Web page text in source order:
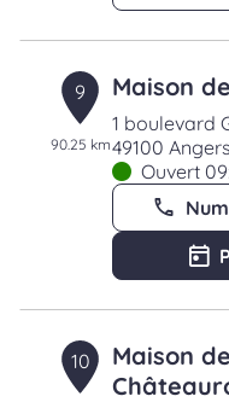
9
90.25 km
Maison
1 boulevard
49100 Angers
Ouvert
10
Maison